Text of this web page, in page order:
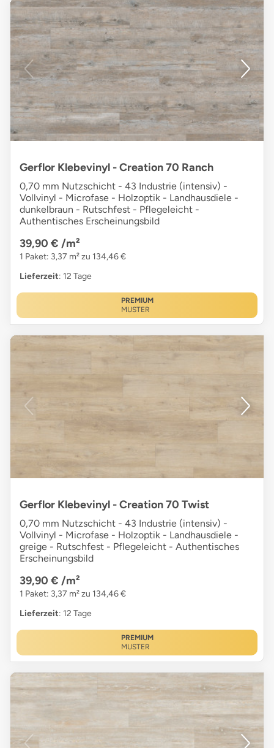
Gerflor Klebevinyl - Creation 70 Ranch
0,70 mm Nutzschicht - 43 Industrie (intensiv) -
Vollvinyl - Microfase - Holzoptik - Landhausdiele -
dunkelbraun - Rutschfest - Pflegeleicht -
Authentisches Erscheinungsbild
39,90 € /m²
1 Paket: 3,37 m² zu 134,46 €
Lieferzeit: 12 Tage
PREMIUM
MUSTER
Gerflor Klebevinyl - Creation 70 Twist
0,70 mm Nutzschicht - 43 Industrie (intensiv) -
Vollvinyl - Microfase - Holzoptik - Landhausdiele -
greige - Rutschfest - Pflegeleicht - Authentisches
Erscheinungsbild
39,90 € /m²
1 Paket: 3,37 m² zu 134,46 €
Lieferzeit: 12 Tage
PREMIUM
MUSTER